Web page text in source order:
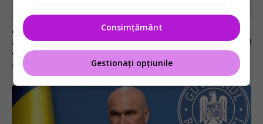
Alertă în Europa după un nou caz de hantavirus
Anzi, singura tulpină care se transmite de la om la
om
06 aug 2026, 20:06
Consimțământ
Gestionați opțiunile